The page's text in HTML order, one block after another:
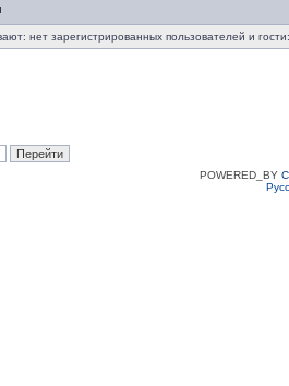
нет зарегистрированных пользователей и
POWERED_BY